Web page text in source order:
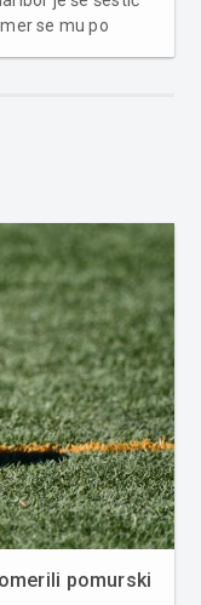
se mu po
pomurski